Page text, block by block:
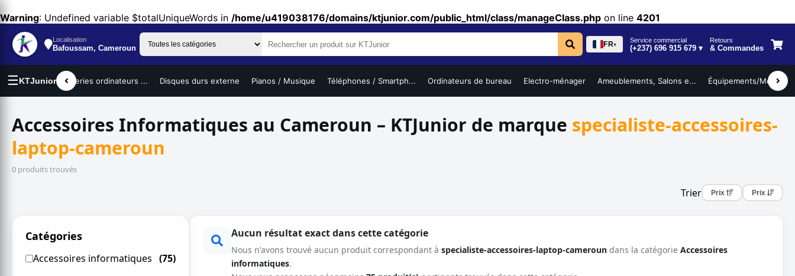
Warning: Undefined variable $totalUniqueWords in /home/u419038176/domains/ktjunior.com/public_html/class/manageClass.php on line 4201
Localisation
Bafoussam, Cameroun FR▾
Service commercial
(+237) 696 915 679 ▾
Retours
& Commandes
☰KTJunior
portables Batteries ordinateurs ... Disques durs externe Pianos / Musique Téléphones / Smartph... Ordinateurs de bureau Electro-ménager Ameublements, Salons e... Équipements/Mobilier
Accessoires Informatiques au Cameroun – KTJunior de marque specialiste-accessoires-
laptop-cameroun
0 produits trouvés
Trier Prix Prix
Catégories
Accessoires informatiques (75)
Aucun résultat exact dans cette catégorie
Nous n'avons trouvé aucun produit correspondant à specialiste-accessoires-laptop-cameroun dans la catégorie Accessoires
informatiques.